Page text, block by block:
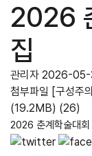
2026
집
관리자 2026-05-
첨부파일 [구성주
(19.2MB) (26)
2026 춘계학술대회